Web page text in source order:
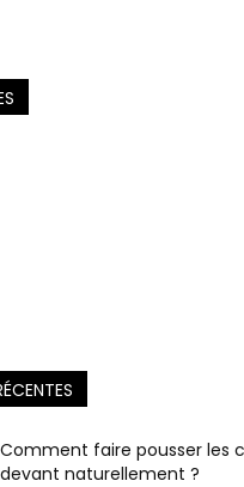
Comment faire pousser les
devant naturellement ?